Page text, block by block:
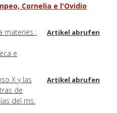
Cornelia e l'Ovidio
materies :
e
Artikel abrufen
X y las
de
del ms.
Artikel abrufen